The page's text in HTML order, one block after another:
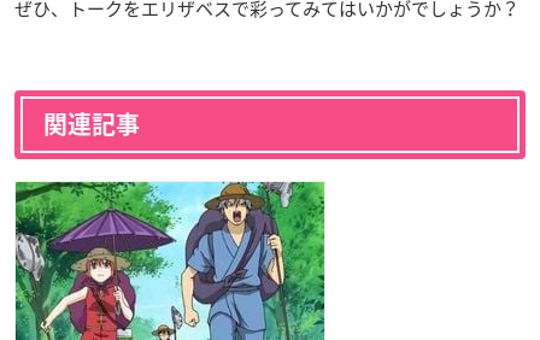
ぜひ、トークをエリザベスで彩ってみてはいかがでしょうか？
関連記事